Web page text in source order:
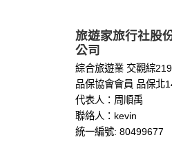
資料使用:
本公司不會向任何
在以下情況下，
1.遵守法令或政府
2.為了保護使用者
配合警政單位調
自我保護措施:
旅遊家旅行社股
公司
綜合旅遊業 交觀綜
品保協會會員 品保北
代表人：周順禹
聯絡人：kevin
統一編號: 80499677